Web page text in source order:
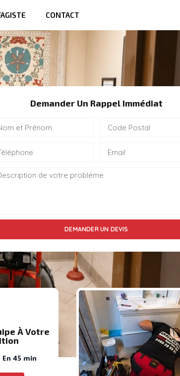
CONTACT
Demander Un Rappel Immédiat
DEMANDER UN DEVIS
À Votre
En 45 min